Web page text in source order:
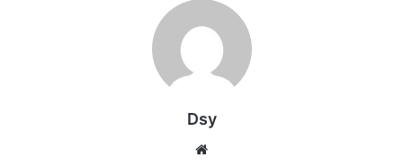
Dsy